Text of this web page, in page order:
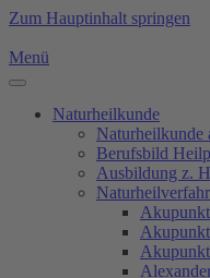
Zum Hauptinhalt springen
Menü
Naturheilkunde
Naturheilkunde
Berufsbild
Ausbildung z.